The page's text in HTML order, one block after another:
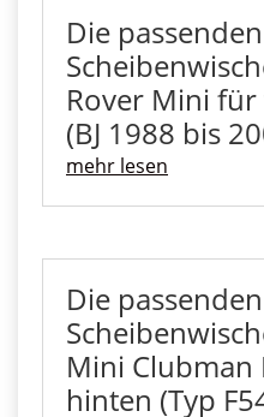
Die passenden
Rover Mini
(BJ 1988 bis
mehr lesen
Die passenden
Mini
hinten (Typ